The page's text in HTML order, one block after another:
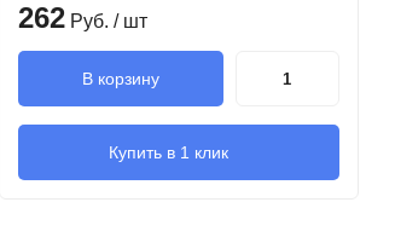
262 Руб. / шт
В корзину
Купить в 1 клик